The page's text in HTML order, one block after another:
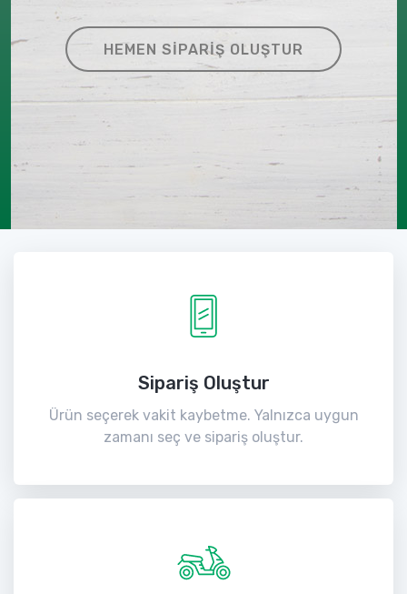
HEMEN SIPARIŞ OLUŞTUR
Sipariş Oluştur
Ürün seçerek vakit kaybetme. Yalnızca uygun
zamanı seç ve sipariş oluştur.